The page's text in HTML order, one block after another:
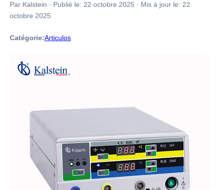
Par Kalstein · Publié le: 22 octobre 2025 · Mis à jour le: 22
octobre 2025
Catégorie:Articulos